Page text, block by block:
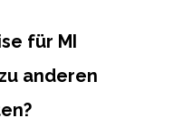
für MI
anderen